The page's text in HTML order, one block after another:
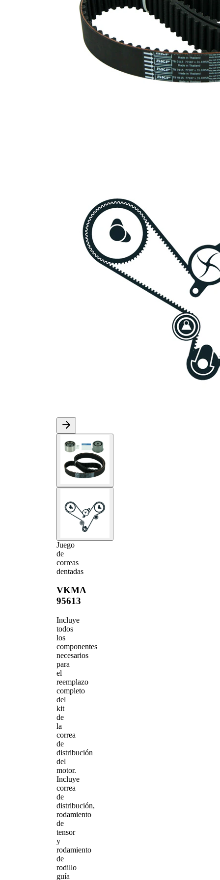
Juego
de
correas
dentadas
VKMA
95613
Incluye
todos
los
componentes
necesarios
para
el
reemplazo
completo
del
kit
de
la
correa
de
distribución
del
motor.
Incluye
correa
de
distribución,
rodamiento
de
tensor
y
rodamiento
de
rodillo
guía
artículo
artículo
Correa
dentada
Polea tensora,
correa dentada
VKM
75000
inversión/guía, VKM
1